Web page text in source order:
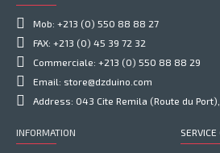
Mob: +213 (0) 550 88 88 27
FAX: +213 (0) 45 39 72 32
Commerciale: +213 (0) 550 88 88 29
Email: store@dzduino.com
Address: 043 Cite Remila (Route du
INFORMATION SERVICE